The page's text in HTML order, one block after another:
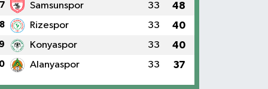
7 Samsunspor 33 48
8 Rizespor 33 40
Konyaspor 33 40
Alanyaspor 33 37